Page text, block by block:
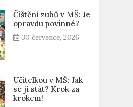
Čištění zubů v MŠ: Je
opravdu povinné?
30 července, 2026
Učitelkou v MŠ: Jak
se jí stát? Krok za
krokem!